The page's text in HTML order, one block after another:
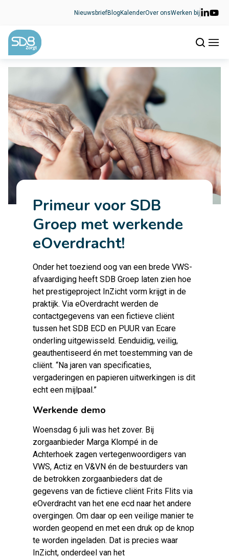
NieuwsbriefBlog KalenderOver onsWerken bij
Primeur voor SDB
Groep met werkende
eOverdracht!
Onder het toeziend oog van een brede VWS-
afvaardiging heeft SDB Groep laten zien hoe
het prestigeproject InZicht vorm krijgt in de
praktijk. Via eOverdracht werden de
contactgegevens van een fictieve cliënt
tussen het SDB ECD en PUUR van Ecare
onderling uitgewisseld. Eenduidig, veilig,
geauthentiseerd én met toestemming van de
cliënt. “Na jaren van specificaties,
vergaderingen en papieren uitwerkingen is dit
echt een mijlpaal.”
Werkende demo
Woensdag 6 juli was het zover. Bij
zorgaanbieder Marga Klompé in de
Achterhoek zagen vertegenwoordigers van
VWS, Actiz en V&VN én de bestuurders van
de betrokken zorgaanbieders dat de
gegevens van de fictieve cliënt Frits Flits via
eOverdracht van het ene ecd naar het andere
overgingen. Om daar op een veilige manier te
worden geopend en met een druk op de knop
te worden ingeladen. Dat is precies waar
InZicht, onderdeel van het